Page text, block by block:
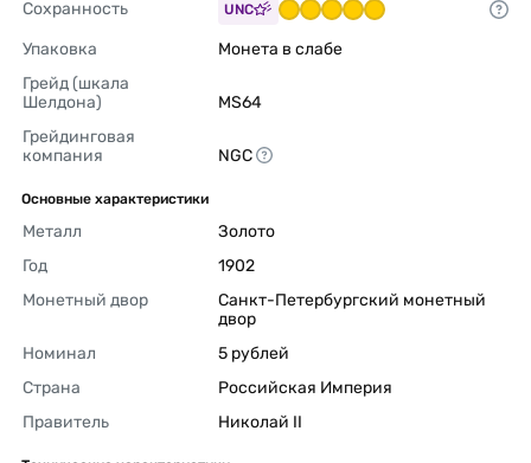
Сохранность UNC
Упаковка
Монета в слабе
Грейд (шкала
Шелдона)
MS64
Грейдинговая
компания
NGC
Основные характеристики
Металл
Золото
Год
1902
Монетный двор
Санкт-Петербургский монетный
двор
Номинал
5 рублей
Страна
Российская Империя
Правитель
Николай II